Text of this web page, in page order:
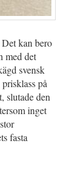
kan bero
med det
svensk
på
slutade den
inget
fasta